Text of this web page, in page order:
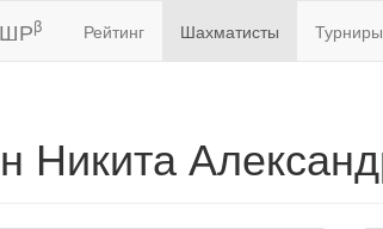
β Рейтинг Шахматисты Турниры
Никита